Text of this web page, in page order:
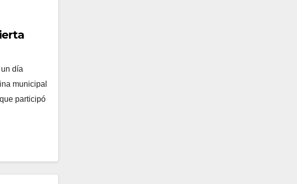
día
municipal
participó